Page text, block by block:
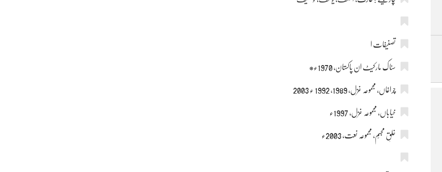
تصنیفات ا
سٹاک مارکیٹ ان پاکستان، 1970ء*
چراغاں، مجموعہ غزل، 1989، 1992 ء 2003
خیاباں، مجموعہ غزل، 1997ء
خلقِ مجسّم، مجموعہ نعت، 2003ء